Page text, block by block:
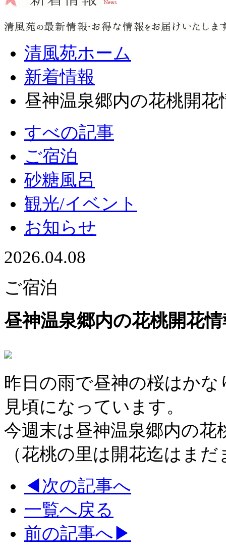
清風苑ホーム
新着情報
昼神温泉郷内の花桃開花
すべの記事
ご宿泊
砂糖風呂
観光/イベント
お知らせ
2026.04.08
ご宿泊
昼神温泉郷内の花桃開花
昨日の雨で昼神の桜はか
見頃になっています。
今週末は昼神温泉郷内の
（花桃の里は開花迄はま
◀次の記事へ
一覧へ戻る
前の記事へ▶